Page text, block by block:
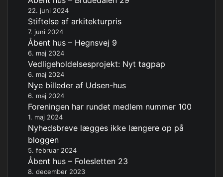
22. juni 2024
Stiftelse af arkitekturpris
7. juni 2024
Åbent hus – Hegnsvej 9
6. maj 2024
Vedligeholdelsesprojekt: Nyt tagpap
6. maj 2024
Nye billeder af Udsen-hus
6. maj 2024
Foreningen har rundet medlem nummer 100
1. maj 2024
Nyhedsbreve lægges ikke længere op på
bloggen
5. februar 2024
Åbent hus – Folesletten 23
8. december 2023